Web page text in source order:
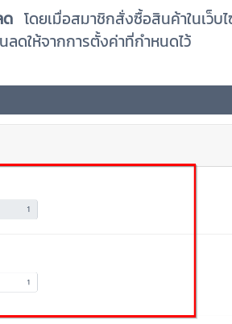
ด โดยเมื่อสมาชิกสั่งซื้อสินค้าในเว็บ
ดให้จากการตั้งค่าที่กำหนดไว้